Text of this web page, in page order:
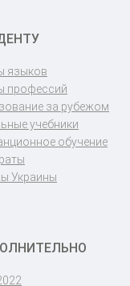
языков
профессий
за рубежом
учебники
обучение
Украины